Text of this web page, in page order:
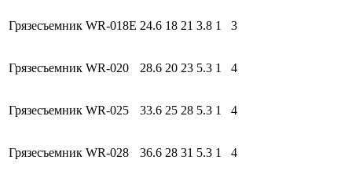
Грязесъемник WR-018E 24.6 18 21 3.8 1 3
Грязесъемник WR-020 28.6 20 23 5.3 1 4
Грязесъемник WR-025 33.6 25 28 5.3 1 4
Грязесъемник WR-028 36.6 28 31 5.3 1 4